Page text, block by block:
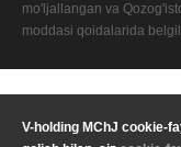
V-holding MChJ cookie-
mo'ljallangan va
moddasi qoidalarida
Sizning mintaqangiz —